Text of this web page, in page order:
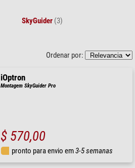
SkyGuider (3)
Ordenar por:
iOptron
Montagem SkyGuider Pro
$ 570,00
pronto para envio em3-5 semanas